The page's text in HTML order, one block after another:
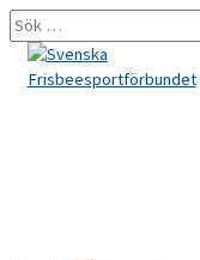
Hoppa
till
innehåll
Sök
…